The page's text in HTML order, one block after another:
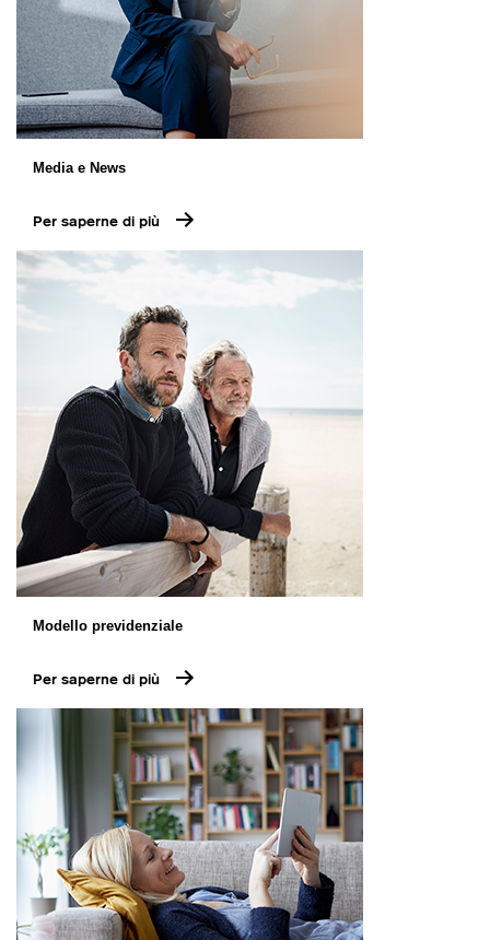
Media e News
Per saperne di più
Modello previdenziale
Per saperne di più